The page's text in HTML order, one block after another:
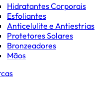
Hidratantes Corporais
Esfoliantes
Anticelulite e Antiestrias
Protetores Solares
Bronzeadores
Mãos